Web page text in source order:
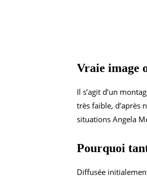
Vraie image
Il s’agit d’un
très faible, d’après
situations Angela
Pourquoi
Diffusée